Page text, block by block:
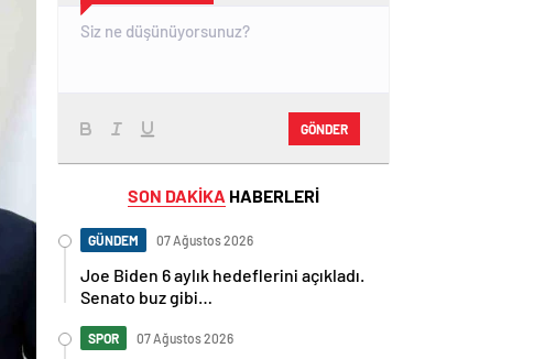
GÖNDER
SON DAKİKA HABERLERİ
GÜNDEM 07 Ağustos 2026
Joe Biden 6 aylık hedeflerini açıkladı.
Senato buz gibi…
SPOR 07 Ağustos 2026